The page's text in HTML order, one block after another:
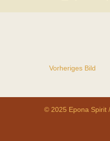
Vorheriges Bild
© 2025 Epona Spirit